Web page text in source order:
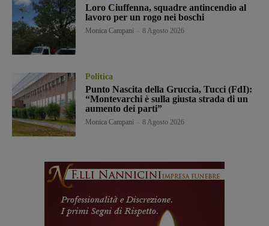
Loro Ciuffenna, squadre antincendio al
lavoro per un rogo nei boschi
Monica Campani 8 Agosto 2026
Politica
Punto Nascita della Gruccia, Tucci (FdI):
“Montevarchi è sulla giusta strada di un
aumento dei parti”
Monica Campani 8 Agosto 2026